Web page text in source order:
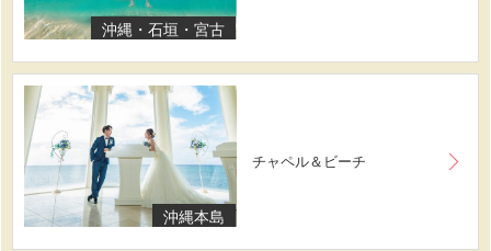
沖縄・石垣・宮古
沖縄本島
チャペル＆ビーチ